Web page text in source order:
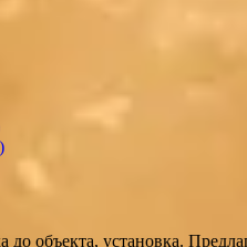
объекта, установка.